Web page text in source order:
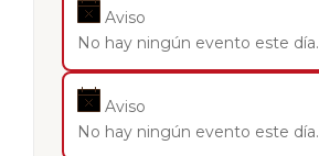
Aviso
No hay ningún evento este día.
Aviso
No hay ningún evento este día.